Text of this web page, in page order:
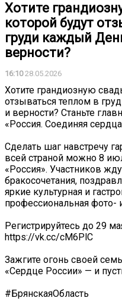
Хотите
которой будут
груди каждый
верности?
16:1028.05.2026
Хотите грандиозную
отзываться теплом в
и верности? Станьте
«Россия. Соединяя
Сделать шаг навстречу
всей страной можно 8
«Россия». Участников
бракосочетания,
яркие культурная и
профессиональная фото-
Регистрируйтесь до 29
https://vk.cc/cM6PlC
Зажгите огонь своей
«Сердце России» — и
#БрянскаяОбласть